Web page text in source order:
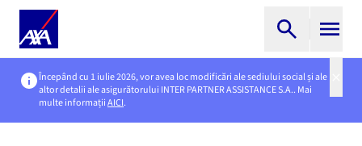
Începând cu 1 iulie 2026, vor avea loc modificări ale sediului social și ale
altor detalii ale asigurătorului INTER PARTNER ASSISTANCE S.A.. Mai
multe informațiiAICI.